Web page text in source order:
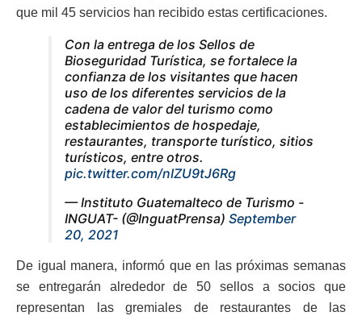
que mil 45 servicios han recibido estas certificaciones.
Con la entrega de los Sellos de
Bioseguridad Turística, se fortalece la
confianza de los visitantes que hacen
uso de los diferentes servicios de la
cadena de valor del turismo como
establecimientos de hospedaje,
restaurantes, transporte turístico, sitios
turísticos, entre otros.
pic.twitter.com/nIZU9tJ6Rg
— Instituto Guatemalteco de Turismo -
INGUAT- (@InguatPrensa) September
20, 2021
De igual manera, informó que en las próximas semanas
se entregarán alrededor de 50 sellos a socios que
representan las gremiales de restaurantes de las